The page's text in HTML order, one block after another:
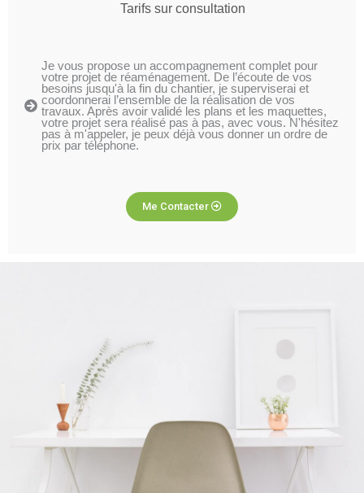
Tarifs sur consultation
Je vous propose un accompagnement complet pour
votre projet de réaménagement. De l’écoute de vos
besoins jusqu'à la fin du chantier, je superviserai et
coordonnerai l’ensemble de la réalisation de vos
travaux. Après avoir validé les plans et les maquettes,
votre projet sera réalisé pas à pas, avec vous. N'hésitez
pas à m'appeler, je peux déjà vous donner un ordre de
prix par téléphone.
Me Contacter